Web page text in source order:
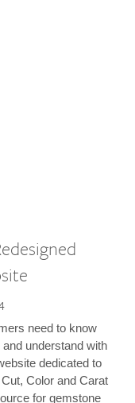
need to know
understand with
dedicated to
Color and Carat
for gemstone